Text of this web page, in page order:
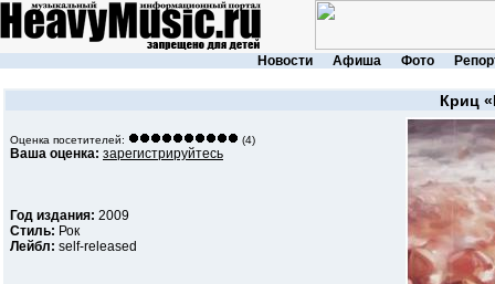
Новости Афиша Фото
Криц
Оценка посетителей: (4)
Ваша оценка: зарегистрируйтесь
Год издания: 2009
Стиль: Рок
Лейбл: self-released